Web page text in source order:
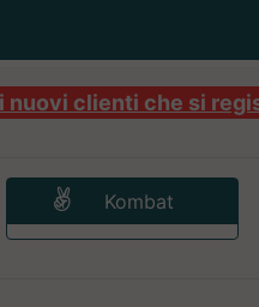
nuovi clienti che si
Kombat